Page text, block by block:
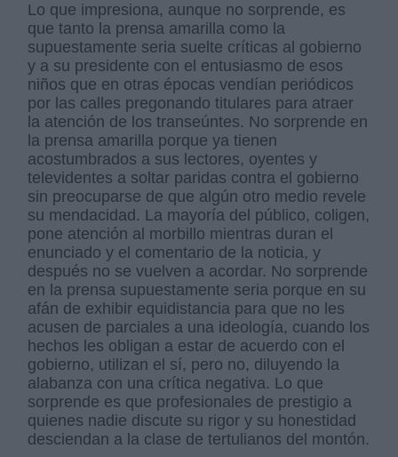
Lo que impresiona, aunque no sorprende, es
que tanto la prensa amarilla como la
supuestamente seria suelte críticas al gobierno
y a su presidente con el entusiasmo de esos
niños que en otras épocas vendían periódicos
por las calles pregonando titulares para atraer
la atención de los transeúntes. No sorprende en
la prensa amarilla porque ya tienen
acostumbrados a sus lectores, oyentes y
televidentes a soltar paridas contra el gobierno
sin preocuparse de que algún otro medio revele
su mendacidad. La mayoría del público, coligen,
pone atención al morbillo mientras duran el
enunciado y el comentario de la noticia, y
después no se vuelven a acordar. No sorprende
en la prensa supuestamente seria porque en su
afán de exhibir equidistancia para que no les
acusen de parciales a una ideología, cuando los
hechos les obligan a estar de acuerdo con el
gobierno, utilizan el sí, pero no, diluyendo la
alabanza con una crítica negativa. Lo que
sorprende es que profesionales de prestigio a
quienes nadie discute su rigor y su honestidad
desciendan a la clase de tertulianos del montón.